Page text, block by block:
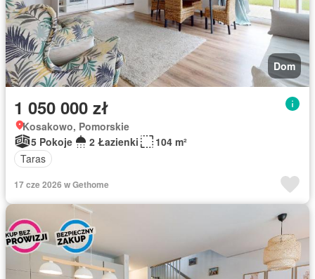
Dom
1 050 000 zł
Kosakowo, Pomorskie
5 Pokoje
2 Łazienki
104 m²
Taras
17 cze 2026 w Gethome